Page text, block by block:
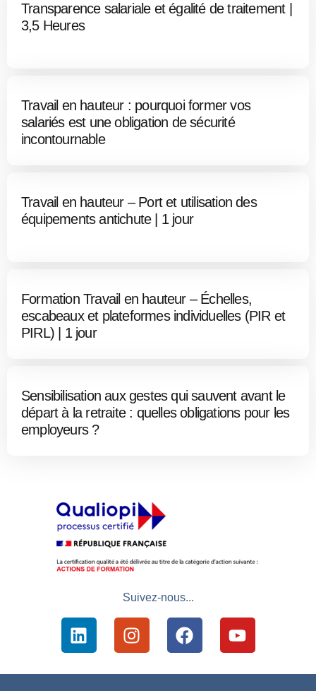
Transparence salariale et égalité de traitement |
3,5 Heures
Travail en hauteur : pourquoi former vos
salariés est une obligation de sécurité
incontournable
Travail en hauteur – Port et utilisation des
équipements antichute | 1 jour
Formation Travail en hauteur – Échelles,
escabeaux et plateformes individuelles (PIR et
PIRL) | 1 jour
Sensibilisation aux gestes qui sauvent avant le
départ à la retraite : quelles obligations pour les
employeurs ?
Suivez-nous...